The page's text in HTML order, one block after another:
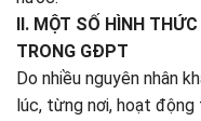
II. MỘT SỐ HÌNH
TRONG GĐPT
Do nhiều nguyên nhân
lúc, từng nơi, hoạt